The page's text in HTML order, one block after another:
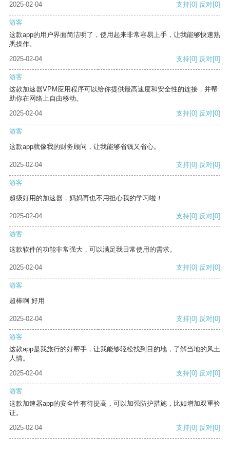
2025-02-04
支持[0] 反对[0]
游客
这款app的用户界面简洁明了，使用起来非常容易上手，让我能够快速熟
悉操作。
2025-02-04
支持[0] 反对[0]
游客
这款加速器VPM应用程序可以给你提供最高速度和安全性的连接，并帮
助你在网络上自由移动。
2025-02-04
支持[0] 反对[0]
游客
这款app就像我的财务顾问，让我能够省钱又省心。
2025-02-04 支持[0] 反对[0]
游客
超级好用的加速器，妈妈再也不用担心我的学习啦！
2025-02-04 支持[0] 反对[0]
游客
这款软件的功能非常强大，可以满足我日常使用的需求。
2025-02-04 支持[0] 反对[0]
游客
超棒啊 好用
2025-02-04 支持[0] 反对[0]
游客
这款app是我旅行的好帮手，让我能够轻松找到目的地，了解当地的风土
人情。
2025-02-04
支持[0] 反对[0]
游客
这款加速器app的安全性有待提高，可以加强防护措施，比如增加双重验
证。
2025-02-04
支持[0] 反对[0]